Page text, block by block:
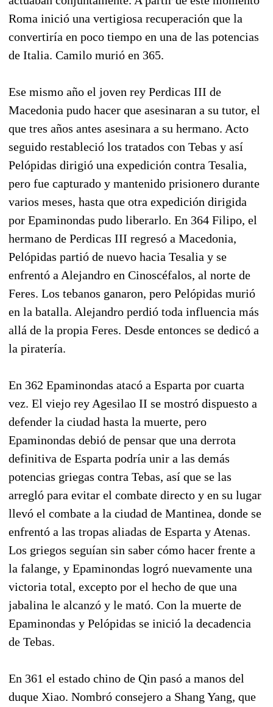
Roma inició una vertigiosa recuperación que la
convertiría en poco tiempo en una de las potencias
de Italia. Camilo murió en 365.
Ese mismo año el joven rey Perdicas III de
Macedonia pudo hacer que asesinaran a su tutor, el
que tres años antes asesinara a su hermano. Acto
seguido restableció los tratados con Tebas y así
Pelópidas dirigió una expedición contra Tesalia,
pero fue capturado y mantenido prisionero durante
varios meses, hasta que otra expedición dirigida
por Epaminondas pudo liberarlo. En 364 Filipo, el
hermano de Perdicas III regresó a Macedonia,
Pelópidas partió de nuevo hacia Tesalia y se
enfrentó a Alejandro en Cinoscéfalos, al norte de
Feres. Los tebanos ganaron, pero Pelópidas murió
en la batalla. Alejandro perdió toda influencia más
allá de la propia Feres. Desde entonces se dedicó a
la piratería.
En 362 Epaminondas atacó a Esparta por cuarta
vez. El viejo rey Agesilao II se mostró dispuesto a
defender la ciudad hasta la muerte, pero
Epaminondas debió de pensar que una derrota
definitiva de Esparta podría unir a las demás
potencias griegas contra Tebas, así que se las
arregló para evitar el combate directo y en su lugar
llevó el combate a la ciudad de Mantinea, donde se
enfrentó a las tropas aliadas de Esparta y Atenas.
Los griegos seguían sin saber cómo hacer frente a
la falange, y Epaminondas logró nuevamente una
victoria total, excepto por el hecho de que una
jabalina le alcanzó y le mató. Con la muerte de
Epaminondas y Pelópidas se inició la decadencia
de Tebas.
En 361 el estado chino de Qin pasó a manos del
duque Xiao. Nombró consejero a Shang Yang, que